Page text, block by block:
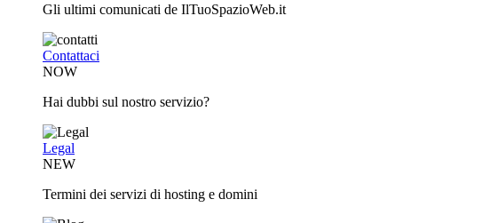
Gli ultimi comunicati de IlTuoSpazioWeb.it
Contattaci
NOW
Hai dubbi sul nostro servizio?
Legal
NEW
Termini dei servizi di hosting e domini